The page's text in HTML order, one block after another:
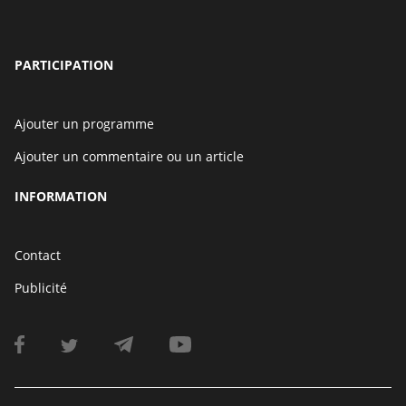
PARTICIPATION
Ajouter un programme
Ajouter un commentaire ou un article
INFORMATION
Contact
Publicité